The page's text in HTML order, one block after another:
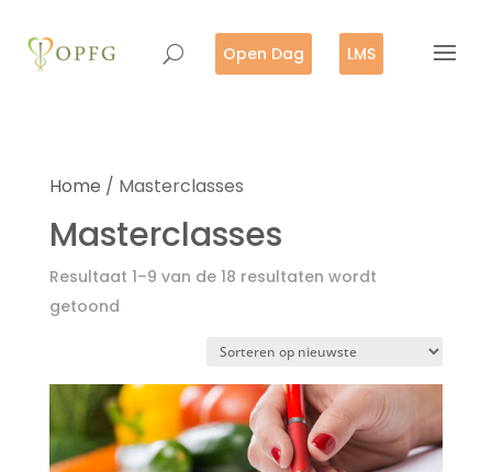
Open Dag LMS
Home / Masterclasses
Masterclasses
Resultaat 1–9 van de 18 resultaten wordt
getoondGesorteerd